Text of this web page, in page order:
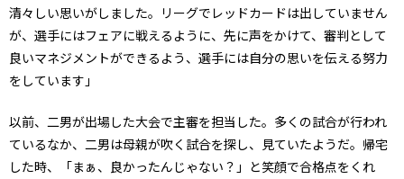
清々しい思いがしました。リーグでレッドカードは出していません
が、選手にはフェアに戦えるように、先に声をかけて、審判として
良いマネジメントができるよう、選手には自分の思いを伝える努力
をしています」
以前、二男が出場した大会で主審を担当した。多くの試合が行われ
ているなか、二男は母親が吹く試合を探し、見ていたようだ。帰宅
した時、「まぁ、良かったんじゃない？」と笑顔で合格点をくれ